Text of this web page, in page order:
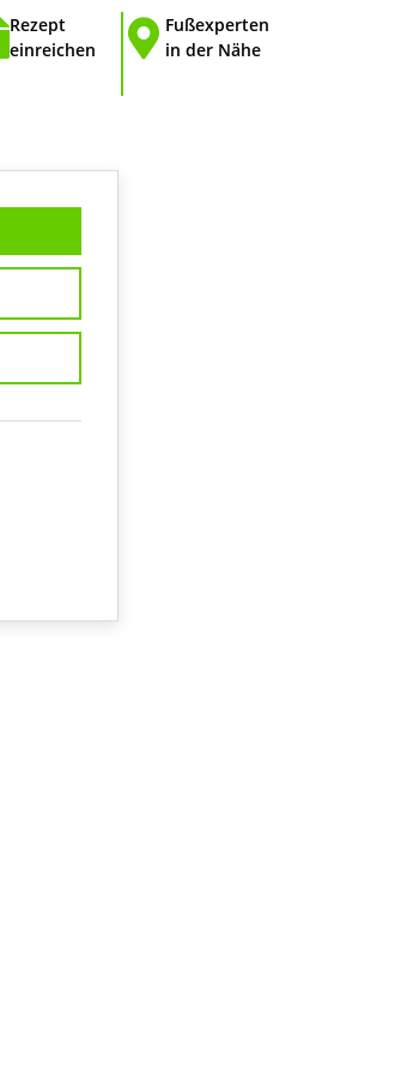
Rezept
einreichen
Fußexperten
in der Nähe